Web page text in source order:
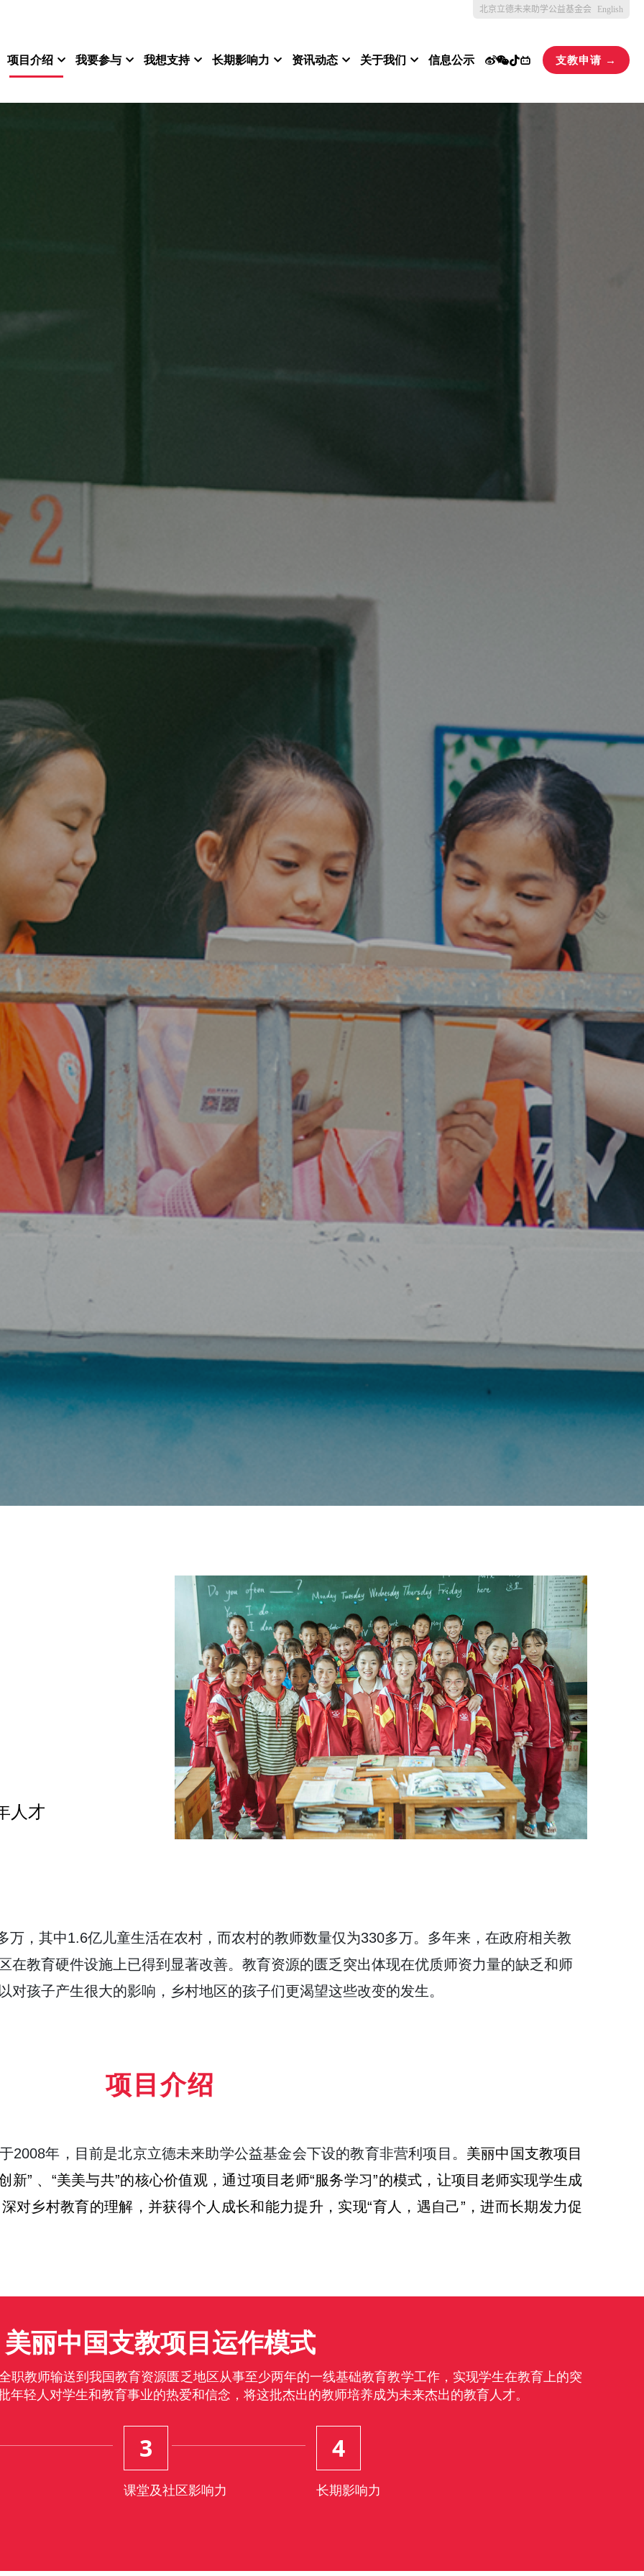
项目介绍 我要参与 我想支持 长期影响力 资讯动态 关于我们 信息公示 支教申请 →
人才
万，其中1.6亿儿童生活在农村，而农村的教师数量仅为330多万。多年来，在政府相关教
在教育硬件设施上已得到显著改善。教育资源的匮乏突出体现在优质师资力量的缺乏和师
对孩子产生很大的影响，乡村地区的孩子们更渴望这些改变的发生。
项目介绍
2008年，目前是北京立德未来助学公益基金会下设的教育非营利项目。 美丽中国支教项目
新” 、“美美与共”的核心价值观，通过项目老师“服务学习”的模式，让项目老师实现学生成
对乡村教育的理解，并获得个人成长和能力提升，实现“育人，遇自己”，进而长期发力促
美丽中国支教项目运作模式
职教师输送到我国教育资源匮乏地区从事至少两年的一线基础教育教学工作，实现学生在教育上的突
轻人对学生和教育事业的热爱和信念，将这批杰出的教师培养成为未来杰出的教育人才。
3
课堂及社区影响力
4
长期影响力
北京立德未来助学公益基金会 English